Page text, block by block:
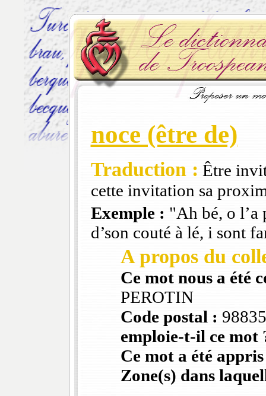
noce (être de)
Traduction : Être
cette invitation sa
Exemple : "Ah bé, o l’a
d’son couté à lé, i sont
A propos du
Ce mot nous a été
PEROTIN
Code postal :
emploie-t-il ce mot
Ce mot a été
Zone(s) dans